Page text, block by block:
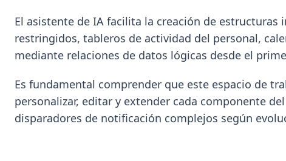
El asistente de IA facilita la creación de
restringidos, tableros de actividad del personal,
mediante relaciones de datos lógicas desde el
Es fundamental comprender que este espacio de
personalizar, editar y extender cada componente
disparadores de notificación complejos según